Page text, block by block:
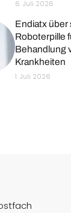
6. Juli 2026
Endiatx über
Roboterpille
Behandlung
Krankheiten
1. Juli 2026